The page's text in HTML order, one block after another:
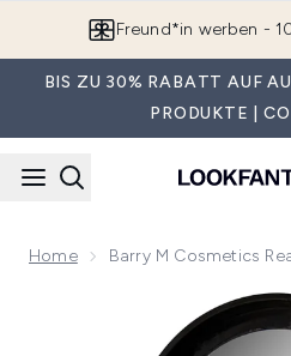
App downloaden &
BIS ZU 30% RABATT AUF
PRODUKTE |
Home Barry M Cosmetics
Now showing image 1 Barry M